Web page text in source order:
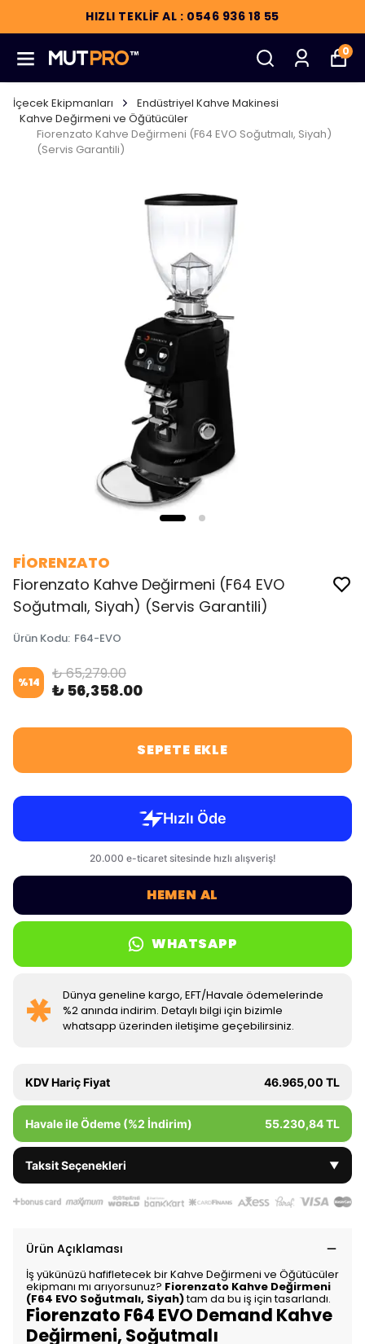
HIZLI TEKLİF AL : 0546 936 18 55
0
İçecek Ekipmanları
Endüstriyel Kahve Makinesi
Kahve Değirmeni ve Öğütücüler
Fiorenzato Kahve Değirmeni (F64 EVO Soğutmalı, Siyah)
(Servis Garantili)
FİORENZATO
Fiorenzato Kahve Değirmeni (F64 EVO
Soğutmalı, Siyah) (Servis Garantili)
Ürün Kodu: F64-EVO
%14 ₺ 65,279.00
₺ 56,358.00
SEPETE EKLE
HEMEN AL
WHATSAPP
Dünya geneline kargo, EFT/Havale ödemelerinde
%2 anında indirim. Detaylı bilgi için bizimle
whatsapp üzerinden iletişime geçebilirsiniz.
KDV Hariç Fiyat 46.965,00 TL
Havale ile Ödeme (%2 İndirim) 55.230,84 TL
Taksit Seçenekleri ▼
Ürün Açıklaması
İş yükünüzü hafifletecek bir Kahve Değirmeni ve Öğütücüler
ekipmanı mı arıyorsunuz? Fiorenzato Kahve Değirmeni
(F64 EVO Soğutmalı, Siyah)tam da bu iş için tasarlandı.
Fiorenzato F64 EVO Demand Kahve
Değirmeni, Soğutmalı